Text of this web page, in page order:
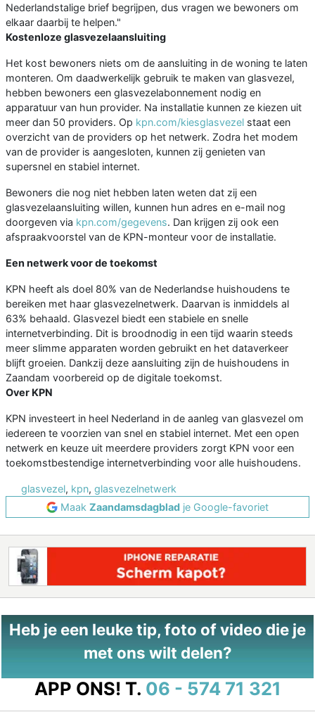
Nederlandstalige brief begrijpen, dus vragen we bewoners om
elkaar daarbij te helpen."
Kostenloze glasvezelaansluiting
Het kost bewoners niets om de aansluiting in de woning te laten
monteren. Om daadwerkelijk gebruik te maken van glasvezel,
hebben bewoners een glasvezelabonnement nodig en
apparatuur van hun provider. Na installatie kunnen ze kiezen uit
meer dan 50 providers. Op kpn.com/kiesglasvezel staat een
overzicht van de providers op het netwerk. Zodra het modem
van de provider is aangesloten, kunnen zij genieten van
supersnel en stabiel internet.
Bewoners die nog niet hebben laten weten dat zij een
glasvezelaansluiting willen, kunnen hun adres en e-mail nog
doorgeven via kpn.com/gegevens. Dan krijgen zij ook een
afspraakvoorstel van de KPN-monteur voor de installatie.
Een netwerk voor de toekomst
KPN heeft als doel 80% van de Nederlandse huishoudens te
bereiken met haar glasvezelnetwerk. Daarvan is inmiddels al
63% behaald. Glasvezel biedt een stabiele en snelle
internetverbinding. Dit is broodnodig in een tijd waarin steeds
meer slimme apparaten worden gebruikt en het dataverkeer
blijft groeien. Dankzij deze aansluiting zijn de huishoudens in
Zaandam voorbereid op de digitale toekomst.
Over KPN
KPN investeert in heel Nederland in de aanleg van glasvezel om
iedereen te voorzien van snel en stabiel internet. Met een open
netwerk en keuze uit meerdere providers zorgt KPN voor een
toekomstbestendige internetverbinding voor alle huishoudens.
glasvezel, kpn, glasvezelnetwerk
Maak Zaandamsdagblad je Google-favoriet
Heb je een leuke tip, foto of video die je
met ons wilt delen?
APP ONS! T. 06 - 574 71 321